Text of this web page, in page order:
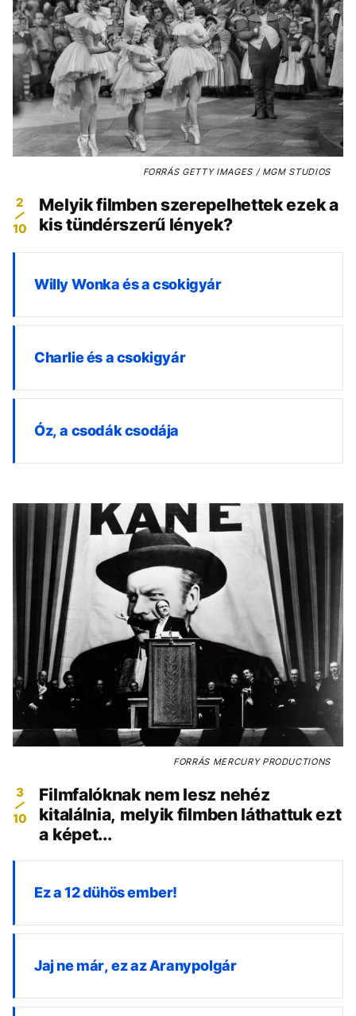
FORRÁSGETTY IMAGES / MGM STUDIOS
2
10
Melyik filmben szerepelhettek ezek a
kis tündérszerű lények?
Willy Wonka és a csokigyár
Charlie és a csokigyár
Óz, a csodák csodája
FORRÁS MERCURY PRODUCTIONS
3
10
Filmfalóknak nem lesz nehéz
kitalálnia, melyik filmben láthattuk ezt
a képet...
Ez a 12 dühös ember!
Jaj ne már, ez az Aranypolgár